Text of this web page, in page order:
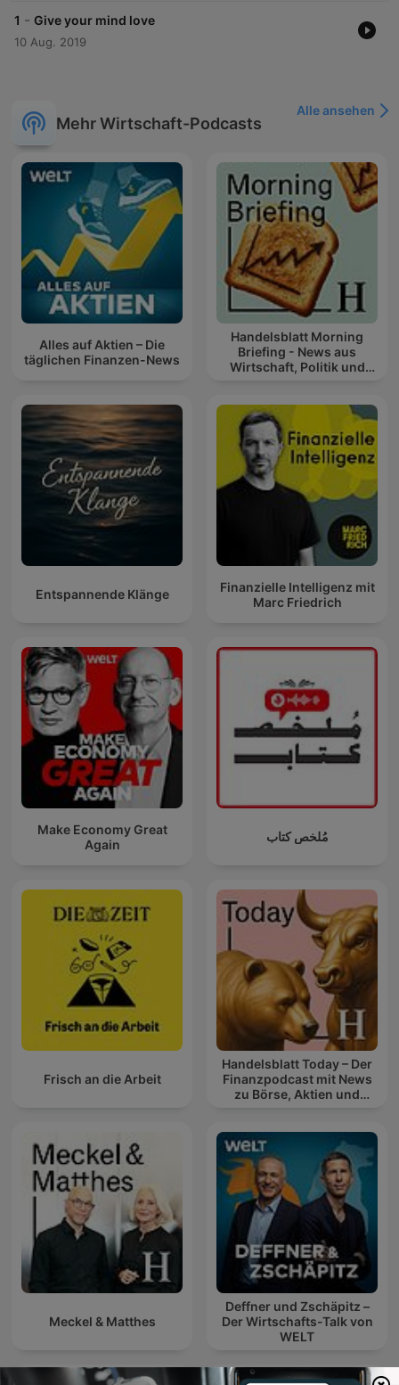
1 - Give your mind love
10 Aug. 2019
Mehr Wirtschaft-Podcasts
Alle ansehen
Alles auf Aktien – Die
täglichen Finanzen-News
Handelsblatt Morning
Briefing - News aus
Wirtschaft, Politik und
Entspannende Klänge
Finanzielle Intelligenz mit
Marc Friedrich
Make Economy Great
Again
مُلخص كتاب
Frisch an die Arbeit
Handelsblatt Today – Der
Finanzpodcast mit News
zu Börse, Aktien und
Meckel & Matthes
Deffner und Zschäpitz –
Der Wirtschafts-Talk von
WELT